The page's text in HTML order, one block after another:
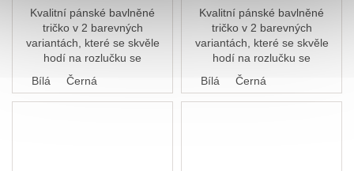
Kvalitní pánské bavlněné
tričko v 2 barevných
variantách, které se skvěle
hodí na rozlučku se
svobodou.
Bílá Černá
Kvalitní pánské bavlněné
tričko v 2 barevných
variantách, které se skvěle
hodí na rozlučku se
svobodou.
Bílá Černá